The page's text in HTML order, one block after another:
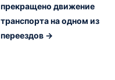
прекращено движение
транспорта на одном из
переездов →